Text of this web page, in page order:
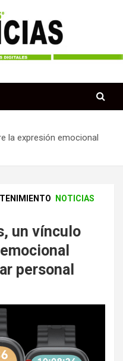
la expresión emocional
NOTICIAS
un vínculo
personal